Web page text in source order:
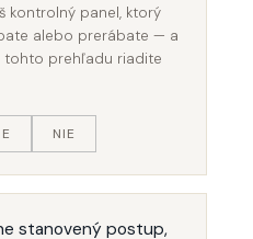
kontrolný panel, ktorý
alebo prerábate — a
tohto prehľadu riadite
NIE
stanovený postup,